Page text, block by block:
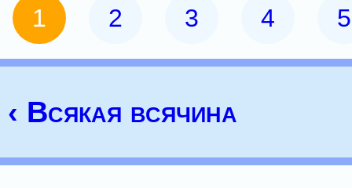
1 2 3 4 5
‹ Всякая всячина